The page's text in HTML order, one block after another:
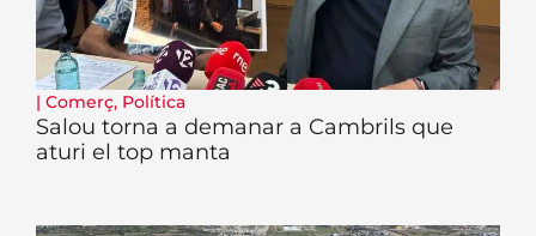
| Comerç, Política
Salou torna a demanar a Cambrils que
aturi el top manta